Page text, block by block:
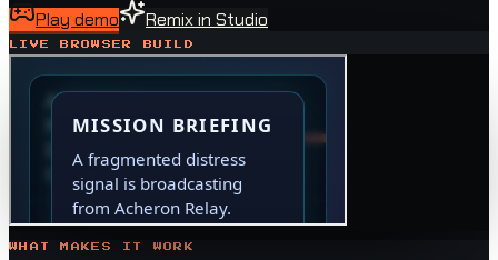
Play demo
Remix in Studio
LIVE BROWSER BUILD
WHAT MAKES IT WORK